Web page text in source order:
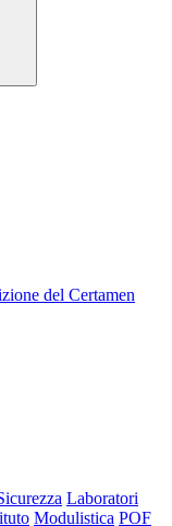
del Certamen
Laboratori
Modulistica POF